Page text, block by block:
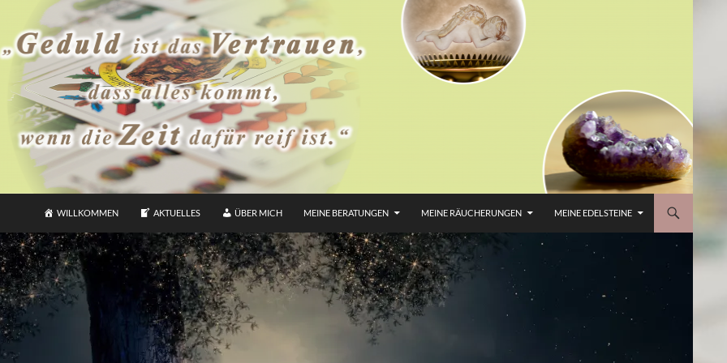
WILLKOMMEN AKTUELLES ÜBER MICH MEINE BERATUNGEN MEINE RÄUCHERUNGEN MEINE EDELSTEINE